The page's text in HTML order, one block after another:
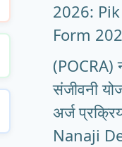
2026:
Form
(POCRA)
संजीवनी
अर्ज
Nanaji